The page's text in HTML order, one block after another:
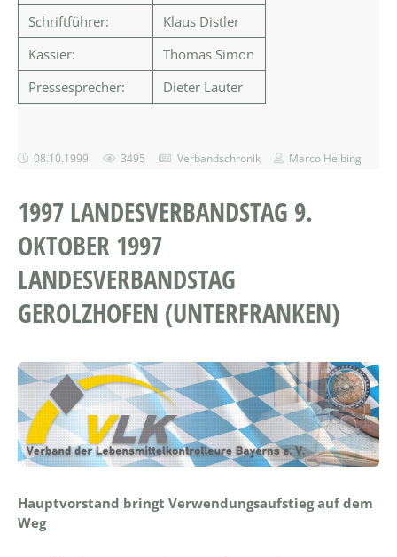
Schriftführer:
Klaus Distler
Kassier:
Thomas Simon
Pressesprecher:
Dieter Lauter
08.10.1999 3495 Verbandschronik Marco Helbing
1997 LANDESVERBANDSTAG 9.
OKTOBER 1997
LANDESVERBANDSTAG
GEROLZHOFEN (UNTERFRANKEN)
Hauptvorstand bringt Verwendungsaufstieg auf dem
Weg